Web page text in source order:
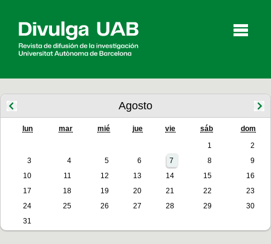
Artículos Entrevistas Vídeos
English Català
Agosto
lun mar mié jue vie sáb dom
1
2
3
4 5 6 7 8
9
10
11 12 13 14 15
16
17
18 19 20 21 22
23
24
25 26 27 28 29
30
31